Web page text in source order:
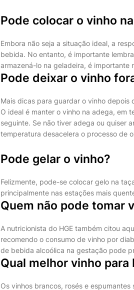
Pode colocar o vinho
Embora não seja a situação ideal, a
bebida. No entanto, é importante
armazená-lo na geladeira, é
Pode deixar o vinho
Mais dicas para guardar o vinho depois
O ideal é manter o vinho na adega, em
seguinte. Se não tiver adega ou quiser
temperatura desacelera o processo de
Pode gelar o vinho?
Felizmente, pode-se colocar gelo na
principalmente nas estações mais
Quem não pode tomar
A nutricionista do HGE também citou
recomendo o consumo de vinho por
de bebida alcoólica na gestação pode
Qual melhor vinho
Os vinhos brancos, rosés e